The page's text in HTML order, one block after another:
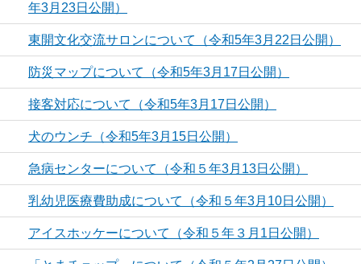
年3月23日公開）
東開文化交流サロンについて（令和5年3月22日公開）
防災マップについて（令和5年3月17日公開）
接客対応について（令和5年3月17日公開）
犬のウンチ（令和5年3月15日公開）
急病センターについて（令和５年3月13日公開）
乳幼児医療費助成について（令和５年3月10日公開）
アイスホッケーについて（令和５年３月1日公開）